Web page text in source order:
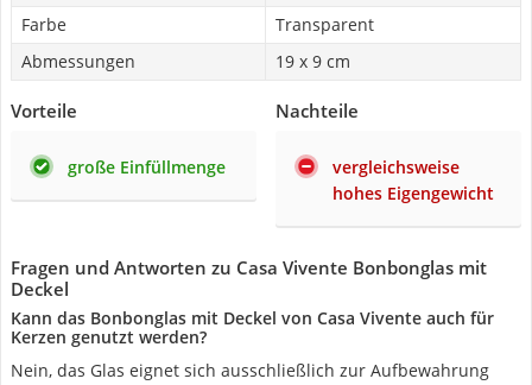
Farbe
Transparent
Abmessungen
19 x 9 cm
Vorteile
große Einfüllmenge
Nachteile
vergleichsweise
hohes Eigengewicht
Fragen und Antworten zu Casa Vivente Bonbonglas mit
Deckel
Kann das Bonbonglas mit Deckel von Casa Vivente auch für
Kerzen genutzt werden?
Nein, das Glas eignet sich ausschließlich zur Aufbewahrung